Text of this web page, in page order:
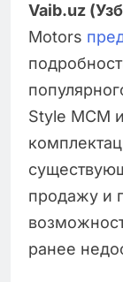
Vaib.uz
Motors
Style MCM
продажу и
ранее